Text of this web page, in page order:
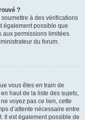
?
à des vérifications
également possible que
aux permissions limitées.
du forum.
vous êtes en train de
haut de la liste des sujets,
voyez pas ce lien, cette
d’attente nécessaire entre
Il est également possible de